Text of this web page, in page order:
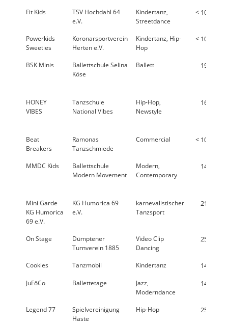
Fit Kids
TSV Hochdahl 64
e.V.
Kindertanz,
Streetdance
< 10,0 %
Powerkids
Sweeties
Koronarsportverein
Herten e.V.
Kindertanz, Hip-
Hop
< 10,0 %
BSK Minis
Ballettschule Selina
Köse
Ballett 19,6 %
HONEY
VIBES
Tanzschule
National Vibes
Hip-Hop,
Newstyle
16,9 %
Beat
Breakers
Ramonas
Tanzschmiede
Commercial < 10,0 %
MMDC Kids
Ballettschule
Modern Movement
Modern,
Contemporary
14,1 %
Mini Garde
KG Humorica
69 e.V.
KG Humorica 69
e.V.
karnevalistischer
Tanzsport
21,4 %
On Stage
Dümptener
Turnverein 1885
Video Clip
Dancing
25,4 %
Cookies Tanzmobil Kindertanz 14,5 %
JuFöCo Ballettetage
Jazz,
Moderndance
14,5 %
Legend 77
Spielvereinigung
Haste
Hip-Hop 25,0 %